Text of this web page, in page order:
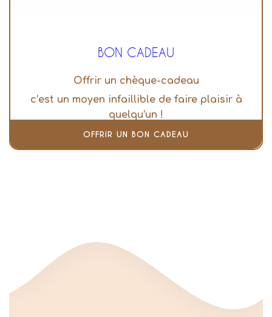
BON CADEAU
Offrir un chèque-cadeau
c’est un moyen infaillible de faire plaisir à
quelqu’un !
OFFRIR UN BON CADEAU